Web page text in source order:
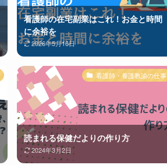
看護師の在宅副業はこれ！お金と時間
に余裕を
2026年5月16日
看護師・養護教諭の仕事
読まれる保健だよりの作り方
2024年3月2日